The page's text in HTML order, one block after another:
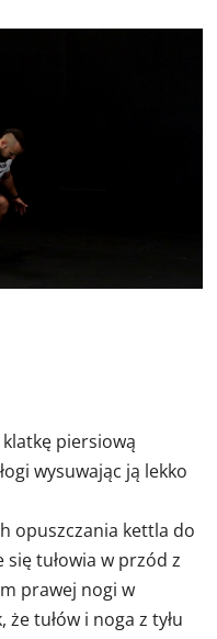
piersiową
wysuwając ją lekko
opuszczania kettla do
tułowia w przód z
prawej nogi w
tułów i noga z tyłu